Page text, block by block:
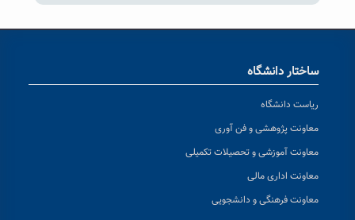
ساختار دانشگاه
ریاست دانشگاه
معاونت پژوهشی و فن آوری
معاونت آموزشی و تحصیلات تکمیلی
معاونت اداری مالی
معاونت فرهنگی و دانشجویی